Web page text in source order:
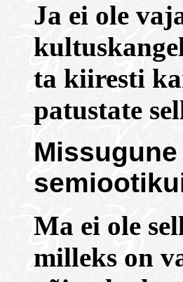
Ja ei ole
ta kiiresti
patustate
Ma ei ole
milleks on